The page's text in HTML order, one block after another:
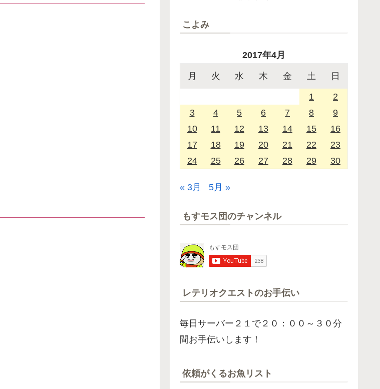
こよみ
2017年4月
月 火 水 木 金 土 日
1
2
3
4 5 6 7 8
9
10
11 12 13 14 15
16
17
18 19 20 21 22
23
24
25 26 27 28 29 30
« 3月 5月 »
もすモス団のチャンネル
レテリオクエストのお手伝い
毎日サーバー２１で２０：００～３０分
間お手伝いします！
依頼がくるお魚リスト